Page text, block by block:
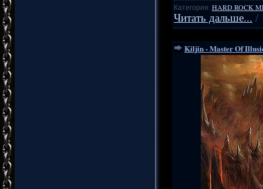
Категория: HARD ROCK
Читать дальше... /
Kiljin - Master Of